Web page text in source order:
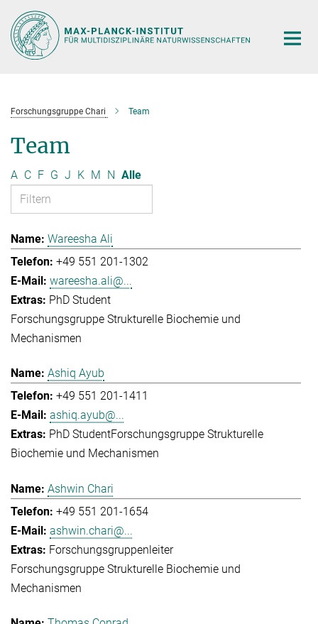
Hauptinhalt
Forschungsgruppe Chari Team
Team
A C F G J K M N Alle
Wareesha Ali
+49 551 201-1302
wareesha.ali@...
PhD Student
Forschungsgruppe Strukturelle Biochemie und
Mechanismen
Ashiq Ayub
+49 551 201-1411
ashiq.ayub@...
PhD StudentForschungsgruppe Strukturelle
Biochemie und Mechanismen
Ashwin Chari
+49 551 201-1654
ashwin.chari@...
Forschungsgruppenleiter
Forschungsgruppe Strukturelle Biochemie und
Mechanismen